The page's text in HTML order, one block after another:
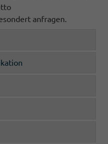
anfragen.